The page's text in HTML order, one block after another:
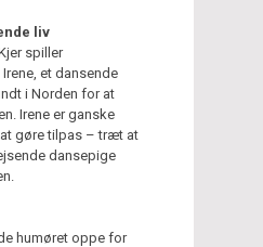
liv
spiller
et dansende
i Norden for at
Irene er ganske
gøre tilpas – træt at
dansepige
humøret oppe for